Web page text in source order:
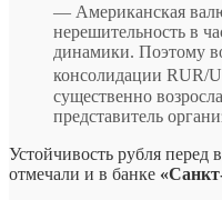
— Американская
нерешительность в
динамики. Поэтому
консолидации RUR/
существенно
представитель
Устойчивость рубля перед
отмечали и в банке